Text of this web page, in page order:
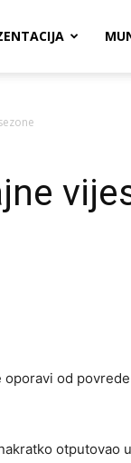
od
otputovao